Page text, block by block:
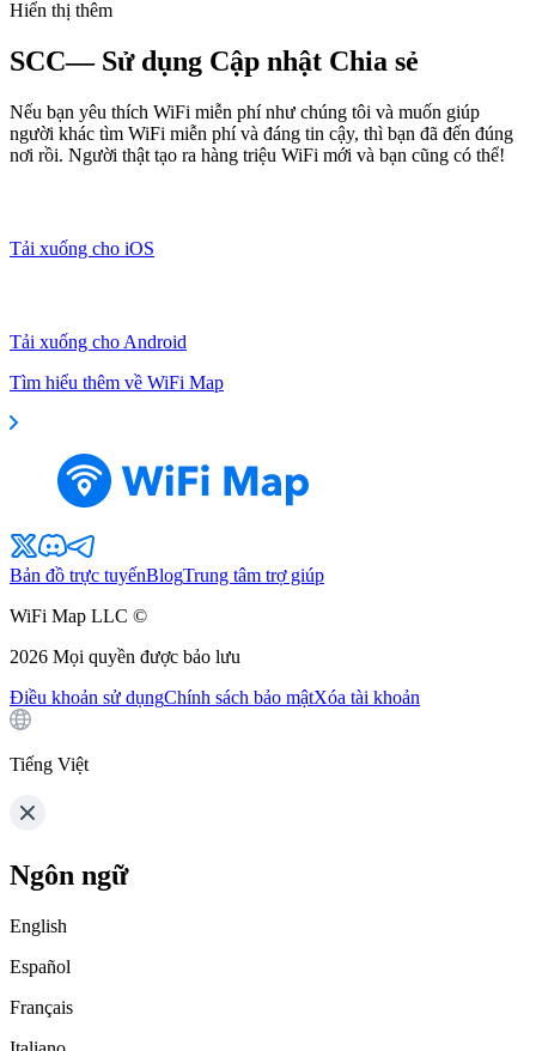
Hiển thị thêm
SCC— Sử dụng Cập nhật Chia sẻ
Nếu bạn yêu thích WiFi miễn phí như chúng tôi và muốn giúp
người khác tìm WiFi miễn phí và đáng tin cậy, thì bạn đã đến đúng
nơi rồi. Người thật tạo ra hàng triệu WiFi mới và bạn cũng có thể!
Tải xuống cho iOS
Tải xuống cho Android
Tìm hiểu thêm về WiFi Map
Bản đồ trực tuyếnBlogTrung tâm trợ giúp
WiFi Map LLC ©
2026 Mọi quyền được bảo lưu
Điều khoản sử dụngChính sách bảo mậtXóa tài khoản
Tiếng Việt
Ngôn ngữ
English
Español
Français